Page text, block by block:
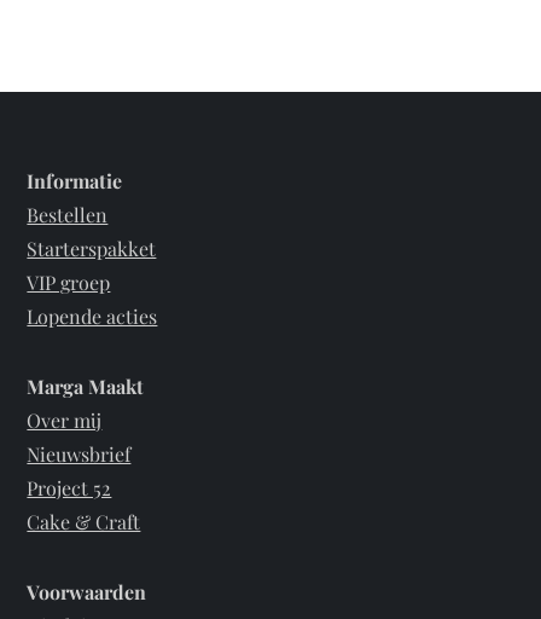
Informatie
Bestellen
Starterspakket
VIP groep
Lopende acties
Marga Maakt
Over mij
Nieuwsbrief
Project 52
Cake & Craft
Voorwaarden